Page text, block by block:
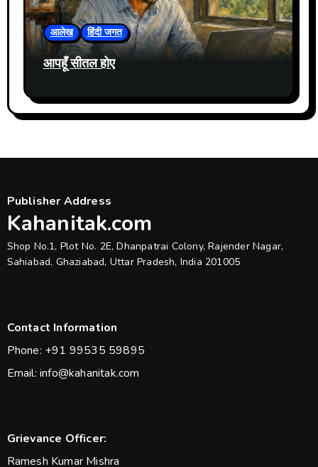
आलेख हिंदी जगत
आपहूँ सीतल होए
Publisher Address
Kahanitak.com
Shop No.1, Plot No. 2E, Dhanpatrai Colony, Rajender Nagar,
Sahiabad, Ghaziabad, Uttar Pradesh, India 201005
Contact Information
Phone: +91 99535 59895
Email: info@kahanitak.com
Grievance Officer:
Ramesh Kumar Mishra